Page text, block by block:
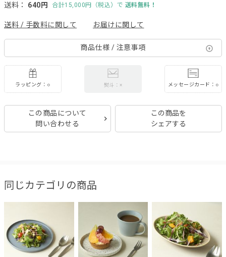
送料： 640円 合計15,000円（税込）で 送料無料！
送料 / 手数料に関して お届けに関して
商品仕様 / 注意事項
ラッピング：○ 熨斗：× メッセージカード：○
この商品について
問い合わせる
この商品を
シェアする
同じカテゴリの商品